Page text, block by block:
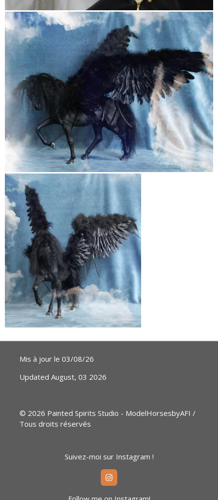
Mis à jour le 03/08/26
Updated August, 03 2026
© 2026 Painted Spirits Studio - ModelHorsesbyAFI /
Tous droits réservés
Suivez-moi sur Instagram !
I
N